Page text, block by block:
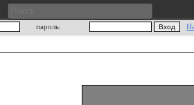
пароль: